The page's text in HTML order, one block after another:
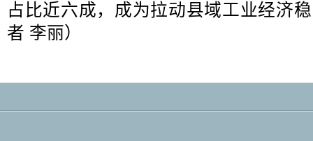
占比近六成，成为拉动县域工业经济
者 李丽）